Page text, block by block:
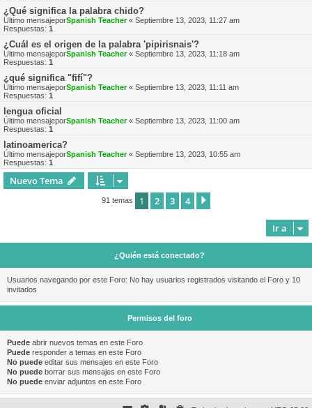
¿Qué significa la palabra chido?
Último mensajeporSpanish Teacher« Septiembre 13, 2023, 11:27 am
Respuestas: 1
¿Cuál es el origen de la palabra 'pipirisnais'?
Último mensajeporSpanish Teacher« Septiembre 13, 2023, 11:18 am
Respuestas: 1
¿qué significa "fifí"?
Último mensajeporSpanish Teacher« Septiembre 13, 2023, 11:11 am
Respuestas: 1
lengua oficial
Último mensajeporSpanish Teacher« Septiembre 13, 2023, 11:00 am
Respuestas: 1
latinoamerica?
Último mensajeporSpanish Teacher« Septiembre 13, 2023, 10:55 am
Respuestas: 1
Nuevo Tema
91 temas 1 2 3 4
Ir a
¿Quién está conectado?
Usuarios navegando por este Foro: No hay usuarios registrados visitando el Foro y 10
invitados
Permisos del foro
Puede abrir nuevos temas en este Foro
Puede responder a temas en este Foro
No puede editar sus mensajes en este Foro
No puede borrar sus mensajes en este Foro
No puede enviar adjuntos en este Foro